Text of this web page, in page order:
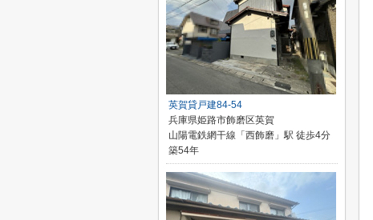
英賀貸戸建84-54
兵庫県姫路市飾磨区英賀
山陽電鉄網干線「西飾磨」駅 徒歩4分
築54年